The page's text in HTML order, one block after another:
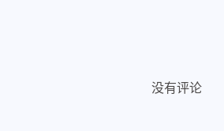
没有评论